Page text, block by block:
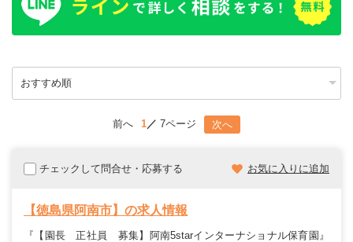
前へ 1 7ページ 次へ
チェックして問合せ・応募する お気に入りに追加
【徳島県阿南市】の求人情報
『【園長 正社員 募集】阿南5starインターナショナル保育園』